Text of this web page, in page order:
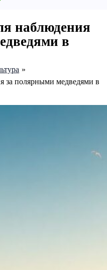
наблюдения
в
за полярными медведями в